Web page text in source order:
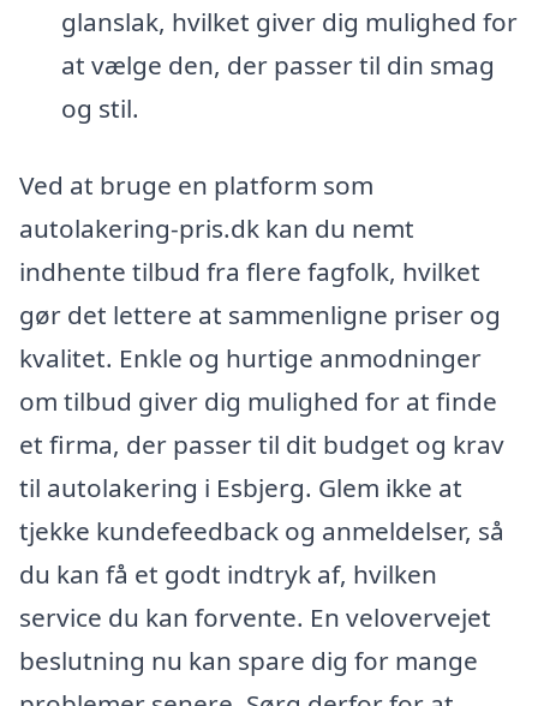
glanslak, hvilket giver dig mulighed for
at vælge den, der passer til din smag
og stil.
Ved at bruge en platform som
autolakering-pris.dk kan du nemt
indhente tilbud fra flere fagfolk, hvilket
gør det lettere at sammenligne priser og
kvalitet. Enkle og hurtige anmodninger
om tilbud giver dig mulighed for at finde
et firma, der passer til dit budget og krav
til autolakering i Esbjerg. Glem ikke at
tjekke kundefeedback og anmeldelser, så
du kan få et godt indtryk af, hvilken
service du kan forvente. En velovervejet
beslutning nu kan spare dig for mange